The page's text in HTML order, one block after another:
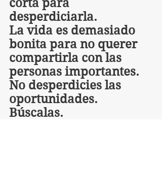
corta para
desperdiciarla.
La vida es demasiado
bonita para no querer
compartirla con las
personas importantes.
No desperdicies las
oportunidades.
Búscalas.